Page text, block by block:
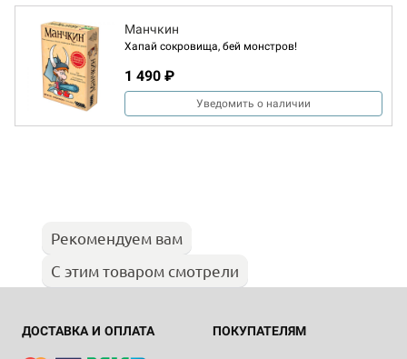
Манчкин
Хапай сокровища, бей монстров!
1 490 ₽
Уведомить о наличии
Рекомендуем вам
С этим товаром смотрели
ДОСТАВКА И ОПЛАТА ПОКУПАТЕЛЯМ